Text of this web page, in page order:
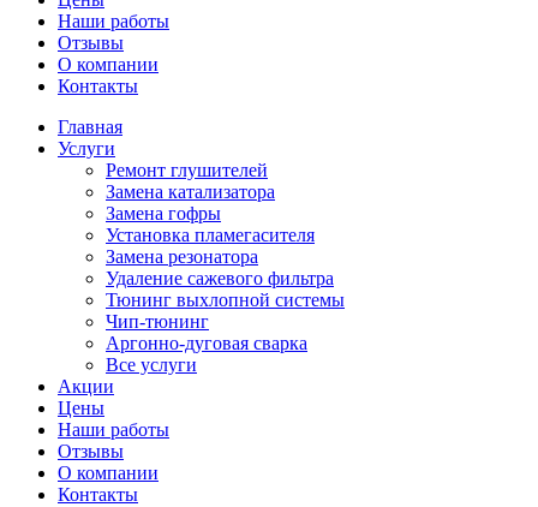
Наши работы
Отзывы
О компании
Контакты
Главная
Услуги
Ремонт глушителей
Замена катализатора
Замена гофры
Установка пламегасителя
Замена резонатора
Удаление сажевого фильтра
Тюнинг выхлопной системы
Чип-тюнинг
Аргонно-дуговая сварка
Все услуги
Акции
Цены
Наши работы
Отзывы
О компании
Контакты